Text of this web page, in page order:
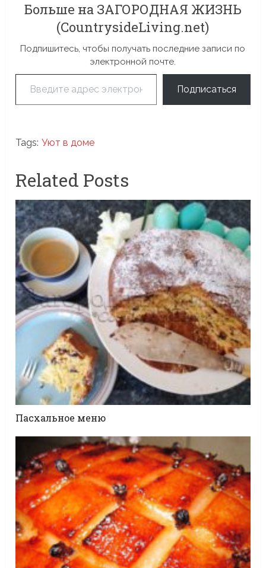
Больше на ЗАГОРОДНАЯ ЖИЗНЬ
(CountrysideLiving.net)
Подпишитесь, чтобы получать последние записи по
электронной почте.
Введите адрес электронной почты…
Подписаться
Tags: Уют в доме
Related Posts
Пасхальное меню